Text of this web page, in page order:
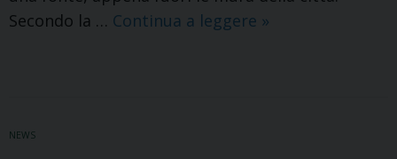
Secondo la … Continua a leggere Festeggiamenti
»
NEWS